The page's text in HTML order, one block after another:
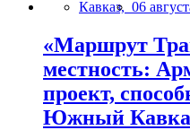
Кавказ, 06
«Маршрут
местность:
проект,
Южный